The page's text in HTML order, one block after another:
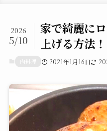
家で綺麗に
上げる方法！
2026
5/10
肉料理 2021年1月16日